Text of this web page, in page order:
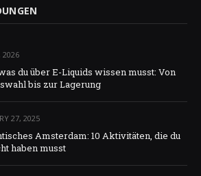
2026
du über E-Liquids wissen musst: Von
bis zur Lagerung
27, 2025
Amsterdam: 10 Aktivitäten, die du
haben musst